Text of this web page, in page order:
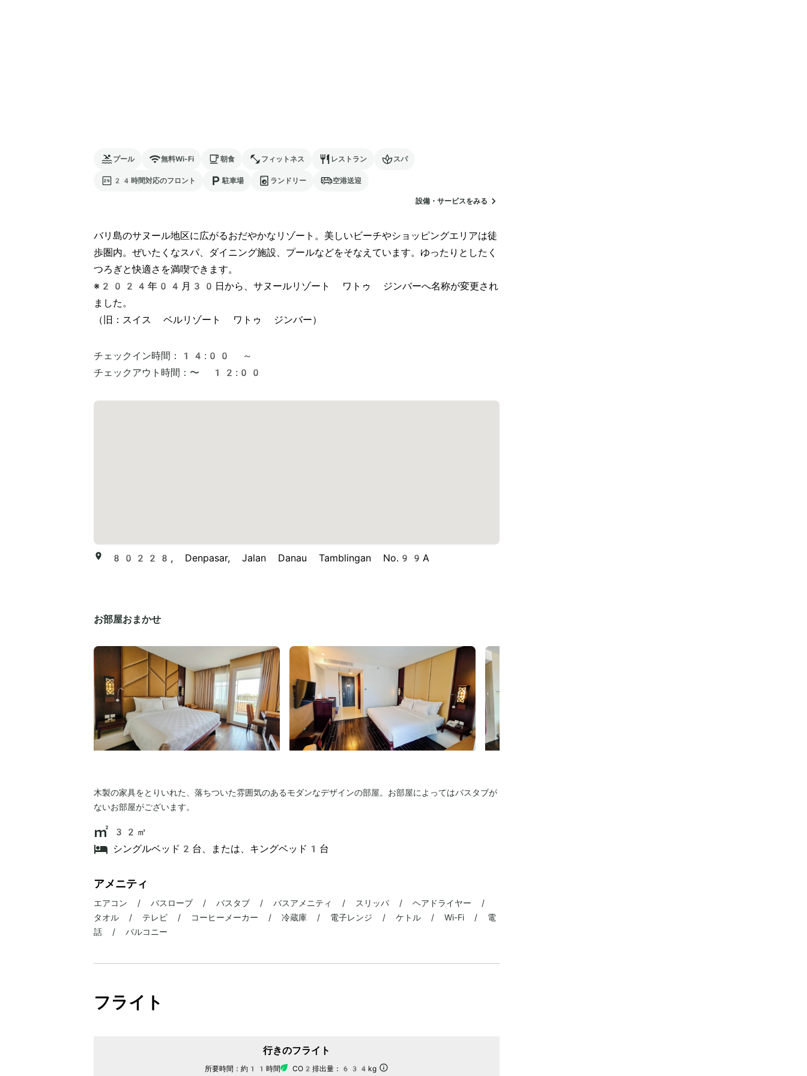
プール 無料Wi-Fi 朝食 フィットネス レストラン スパ
24時間対応のフロント 駐車場 ランドリー 空港送迎
設備・サービスをみる
バリ島のサヌール地区に広がるおだやかなリゾート。美しいビーチやショッピングエリアは徒
歩圏内。ぜいたくなスパ、ダイニング施設、プールなどをそなえています。ゆったりとしたく
つろぎと快適さを満喫できます。
※2024年04月30日から、サヌールリゾート ワトゥ ジンバーへ名称が変更され
ました。
（旧：スイス ベルリゾート ワトゥ ジンバー）
チェックイン時間：
14:00 ～
チェックアウト時間： 〜 12:00
80228, Denpasar, Jalan Danau Tamblingan No.99A
お部屋おまかせ
木製の家具をとりいれた、落ちついた雰囲気のあるモダンなデザインの部屋。お部屋によってはバスタブが
ないお部屋がございます。
32㎡
シングルベッド2台、または、キングベッド1台
アメニティ
エアコン / バスローブ / バスタブ / バスアメニティ / スリッパ / ヘアドライヤー /
タオル / テレビ / コーヒーメーカー / 冷蔵庫 / 電子レンジ / ケトル / Wi-Fi / 電
話 / バルコニー
フライト
行きのフライト
所要時間： 約11時間 CO2排出量： 634kg